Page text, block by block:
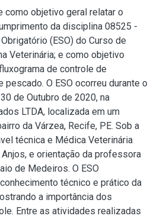
como objetivo geral relatar o
da disciplina 08525 -
(ESO) do Curso de
Veterinária; e como objetivo
de controle de
pescado. O ESO ocorreu durante o
de Outubro de 2020, na
LTDA, localizada em um
da Várzea, Recife, PE. Sob a
técnica e Médica Veterinária
e orientação da professora
de Medeiros. O ESO
técnico e prático da
a importância dos
Entre as atividades realizadas